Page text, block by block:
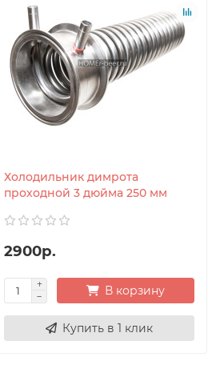
Холодильник димрота
проходной 3 дюйма 250 мм
2900р.
В корзину
Купить в 1 клик